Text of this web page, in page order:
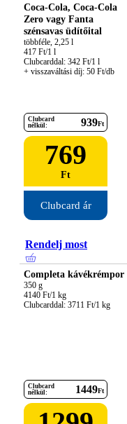
Coca-Cola, Coca-Cola
Zero vagy Fanta
szénsavas üdítőital
többféle, 2,25 l
417 Ft/1 l
Clubcarddal: 342 Ft/1 l
+ visszaváltási díj: 50 Ft/db
Clubcard
nélkül:
939Ft
769
Ft
Clubcard ár
Rendelj most
Completa kávékrémpor
350 g
4140 Ft/1 kg
Clubcarddal: 3711 Ft/1 kg
Clubcard
nélkül:
1449Ft